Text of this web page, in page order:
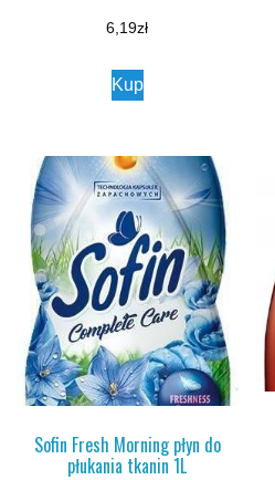
6,19zł
Kup
Sofin Fresh Morning płyn do
płukania tkanin 1L